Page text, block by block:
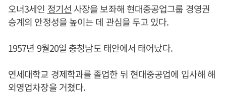
오너3세인 정기선 사장을 보좌해 현대중공업그룹 경영권
승계의 안정성을 높이는 데 관심을 두고 있다.
1957년 9월20일 충청남도 태안에서 태어났다.
연세대학교 경제학과를 졸업한 뒤 현대중공업에 입사해 해
외영업차장을 거쳤다.